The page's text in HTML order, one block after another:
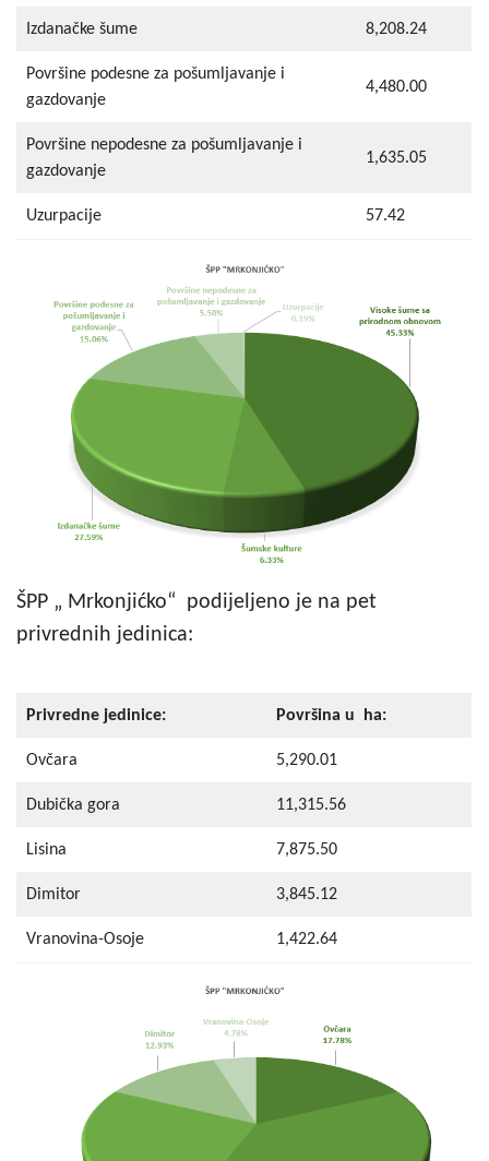
Izdanačke šume 8,208.24
Površine podesne za pošumljavanje i
gazdovanje
4,480.00
Površine nepodesne za pošumljavanje i
gazdovanje
1,635.05
Uzurpacije 57.42
ŠPP „ Mrkonjićko“ podijeljeno je na pet
privrednih jedinica:
Privredne jedinice: Površina u ha:
Ovčara 5,290.01
Dubička gora 11,315.56
Lisina 7,875.50
Dimitor 3,845.12
Vranovina-Osoje 1,422.64